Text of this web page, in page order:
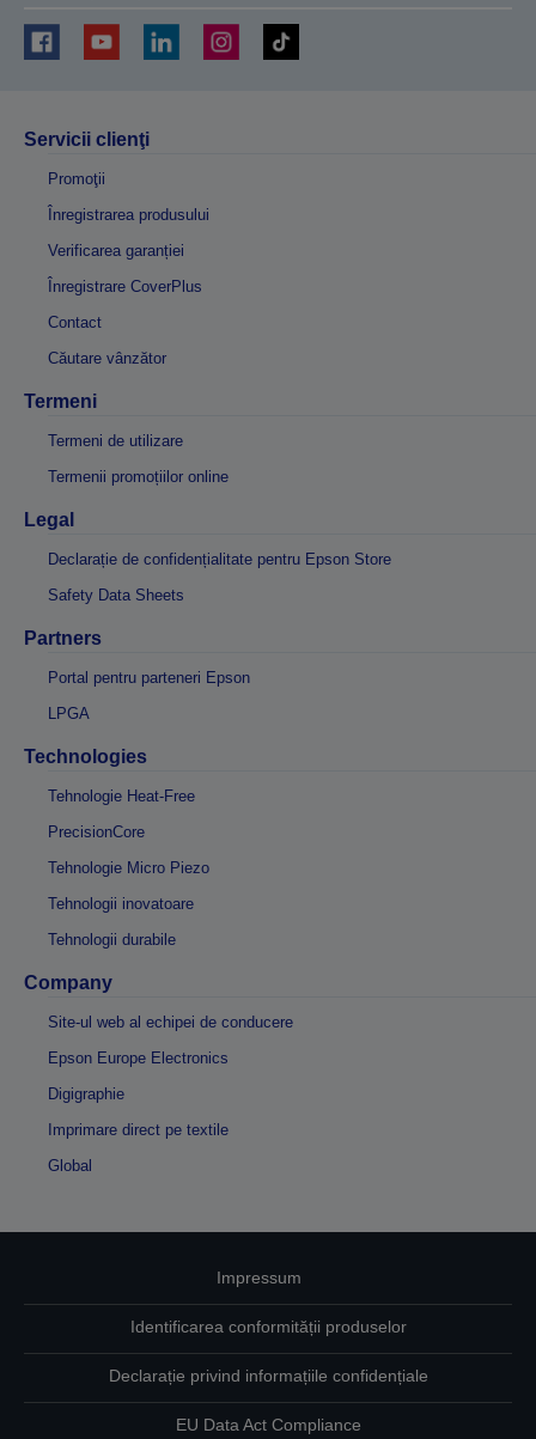
Servicii clienţi
Promoţii
Înregistrarea produsului
Verificarea garanției
Înregistrare CoverPlus
Contact
Căutare vânzător
Termeni
Termeni de utilizare
Termenii promoțiilor online
Legal
Declarație de confidențialitate pentru Epson Store
Safety Data Sheets
Partners
Portal pentru parteneri Epson
LPGA
Technologies
Tehnologie Heat-Free
PrecisionCore
Tehnologie Micro Piezo
Tehnologii inovatoare
Tehnologii durabile
Company
Site-ul web al echipei de conducere
Epson Europe Electronics
Digigraphie
Imprimare direct pe textile
Global
Impressum
Identificarea conformității produselor
Declarație privind informațiile confidențiale
EU Data Act Compliance